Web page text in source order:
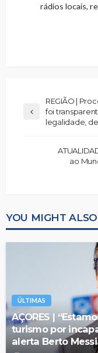
rádios locais,
REGIÃO |
foi
legalidade,
ao
YOU MIGHT
ÚLTIMAS
AÇORES |
turismo por
alerta Berto